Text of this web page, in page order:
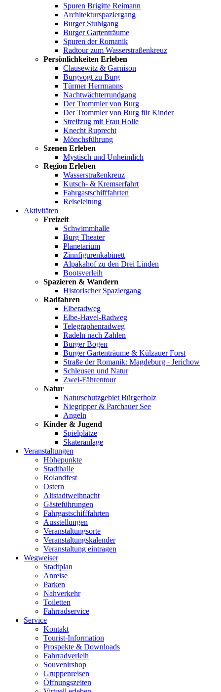
Spuren Brigitte Reimann
Architekturspaziergang
Burger Stuhlgang
Burger Gartenträume
Spuren der Romanik
Radtour zum Wasserstraßenkreuz
Persönlichkeiten Erleben
Clausewitz & Garnison
Burgvogt zu Burg
Türmer Herrmanns
Nachtwächterrundgang
Der Trommler von Burg
Der Trommler von Burg für Kinder
Streifzug mit Frau Holle
Knecht Ruprecht
Mönchsführung
Szenen Erleben
Mystisch und Unheimlich
Region Erleben
Wasserstraßenkreuz
Kutsch- & Kremserfahrt
Fahrgastschifffahrten
Reiseleitung
Aktivitäten
Freizeit
Schwimmhalle
Burg Theater
Planetarium
Zinnfigurenkabinett
Alpakahof zu den Drei Linden
Bootsverleih
Spazieren & Wandern
Historischer Spaziergang
Radfahren
Elberadweg
Elbe-Havel-Radweg
Telegraphenradweg
Radeln nach Zahlen
Burger Bogen
Burger Gartenträume & Külzauer Forst
Straße der Romanik: Magdeburg - Jerichow
Schleusen und Natur
Zwei-Fährentour
Natur
Naturschutzgebiet Bürgerholz
Niegripper & Parchauer See
Angeln
Kinder & Jugend
Spielplätze
Skateranlage
Veranstaltungen
Höhepunkte
Stadthalle
Rolandfest
Ostern
Altstadtweihnacht
Gästeführungen
Fahrgastschifffahrten
Ausstellungen
Veranstaltungsorte
Veranstaltungskalender
Veranstaltung eintragen
Wegweiser
Stadtplan
Anreise
Parken
Nahverkehr
Toiletten
Fahrradservice
Service
Kontakt
Tourist-Information
Prospekte & Downloads
Fahrradverleih
Souvenirshop
Gruppenreisen
Öffnungszeiten